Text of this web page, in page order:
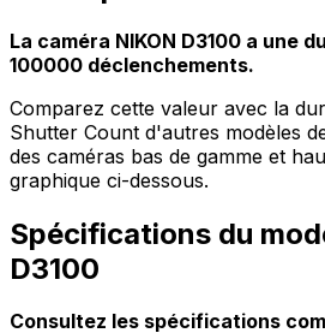
La caméra NIKON D3100 a une
100000 déclenchements.
Comparez cette valeur avec la
Shutter Count d'autres modèles
des caméras bas de gamme et
graphique ci-dessous.
Spécifications du
D3100
Consultez les spécifications